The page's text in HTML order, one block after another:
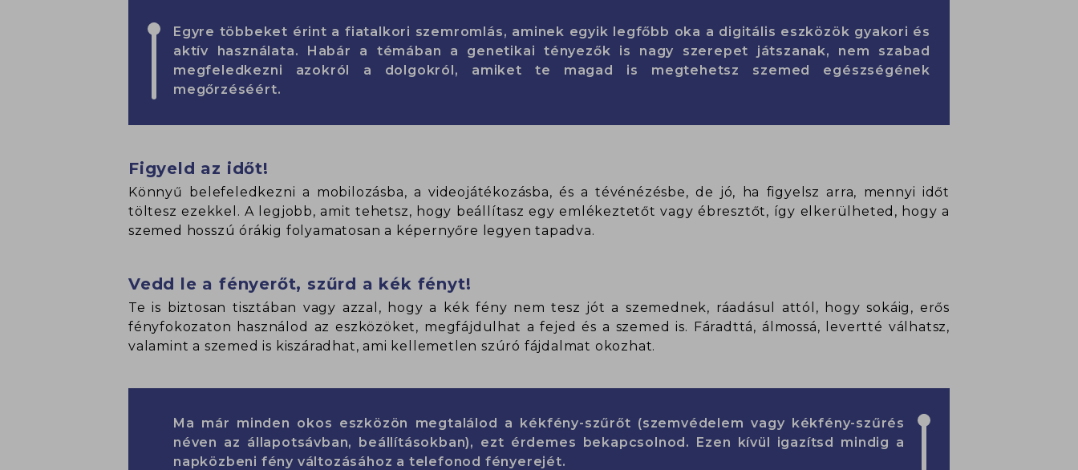
Egyre többeket érint a fiatalkori szemromlás, aminek egyik legfőbb oka a digitális eszközök gyakori és
aktív használata. Habár a témában a genetikai tényezők is nagy szerepet játszanak, nem szabad
megfeledkezni azokról a dolgokról, amiket te magad is megtehetsz szemed egészségének
megőrzéséért.
Figyeld az időt!
Könnyű belefeledkezni a mobilozásba, a videojátékozásba, és a tévénézésbe, de jó, ha figyelsz arra, mennyi időt
töltesz ezekkel. A legjobb, amit tehetsz, hogy beállítasz egy emlékeztetőt vagy ébresztőt, így elkerülheted, hogy a
szemed hosszú órákig folyamatosan a képernyőre legyen tapadva.
Vedd le a fényerőt, szűrd a kék fényt!
Te is biztosan tisztában vagy azzal, hogy a kék fény nem tesz jót a szemednek, ráadásul attól, hogy sokáig, erős
fényfokozaton használod az eszközöket, megfájdulhat a fejed és a szemed is. Fáradttá, álmossá, levertté válhatsz,
valamint a szemed is kiszáradhat, ami kellemetlen szúró fájdalmat okozhat.
Ma már minden okos eszközön megtalálod a kékfény-szűrőt (szemvédelem vagy kékfény-szűrés
néven az állapotsávban, beállításokban), ezt érdemes bekapcsolnod. Ezen kívül igazítsd mindig a
napközbeni fény változásához a telefonod fényerejét.